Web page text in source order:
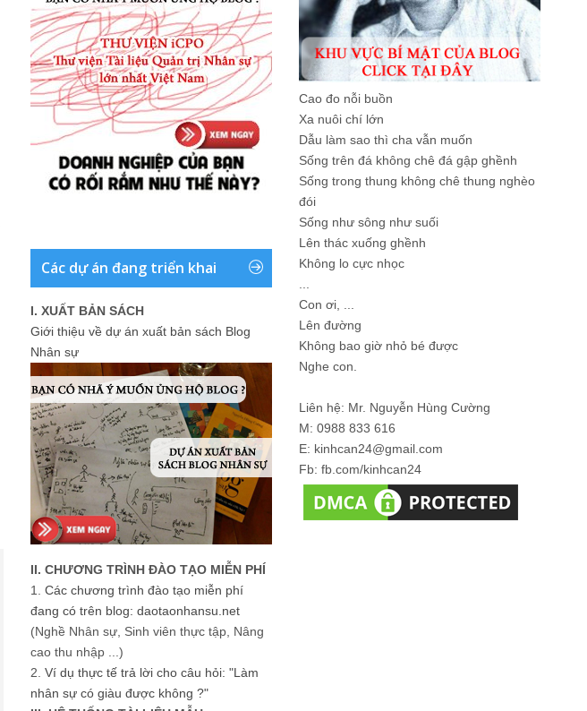
Các dự án đang triển khai
I. XUẤT BẢN SÁCH
Giới thiệu về dự án xuất bản sách Blog
Nhân sự
II. CHƯƠNG TRÌNH ĐÀO TẠO MIỄN PHÍ
1. Các chương trình đào tạo miễn phí
đang có trên blog: daotaonhansu.net
(Nghề Nhân sự, Sinh viên thực tập, Nâng
cao thu nhập ...)
2. Ví dụ thực tế trả lời cho câu hỏi: "Làm
nhân sự có giàu được không ?"
Cao đo nỗi buồn
Xa nuôi chí lớn
Dẫu làm sao thì cha vẫn muốn
Sống trên đá không chê đá gập ghềnh
Sống trong thung không chê thung nghèo
đói
Sống như sông như suối
Lên thác xuống ghềnh
Không lo cực nhọc
Con ơi, ...
Lên đường
Không bao giờ nhỏ bé được
Nghe con.
Liên hệ: Mr. Nguyễn Hùng Cường
M: 0988 833 616
E: kinhcan24@gmail.com
Fb: fb.com/kinhcan24